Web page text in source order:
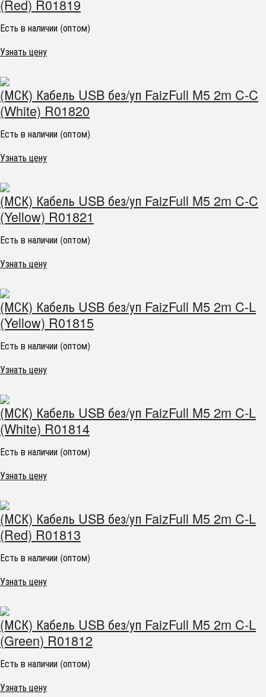
(Red) R01819
Есть в наличии (оптом)
Узнать цену
(МСК) Кабель USB без/уп FaizFull M5 2m C-C
(White) R01820
Есть в наличии (оптом)
Узнать цену
(МСК) Кабель USB без/уп FaizFull M5 2m C-C
(Yellow) R01821
Есть в наличии (оптом)
Узнать цену
(МСК) Кабель USB без/уп FaizFull M5 2m C-L
(Yellow) R01815
Есть в наличии (оптом)
Узнать цену
(МСК) Кабель USB без/уп FaizFull M5 2m C-L
(White) R01814
Есть в наличии (оптом)
Узнать цену
(МСК) Кабель USB без/уп FaizFull M5 2m C-L
(Red) R01813
Есть в наличии (оптом)
Узнать цену
(МСК) Кабель USB без/уп FaizFull M5 2m C-L
(Green) R01812
Есть в наличии (оптом)
Узнать цену